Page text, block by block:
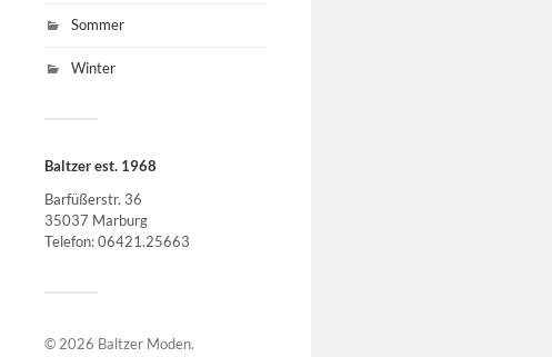
Sommer
Winter
Baltzer est. 1968
Barfüßerstr. 36
35037 Marburg
Telefon: 06421.25663
© 2026 Baltzer Moden.